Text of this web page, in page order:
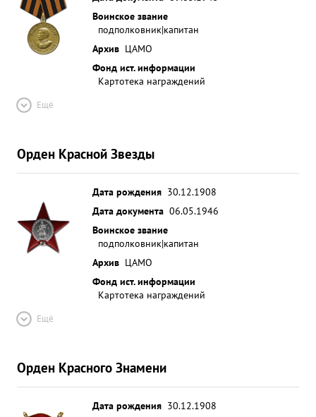
Воинское звание
подполковник|капитан
Архив ЦАМО
Фонд ист. информации
Картотека награждений
Ещё
Орден Красной Звезды
Дата рождения 30.12.1908
Дата документа 06.05.1946
Воинское звание
подполковник|капитан
Архив ЦАМО
Фонд ист. информации
Картотека награждений
Ещё
Орден Красного Знамени
Дата рождения 30.12.1908